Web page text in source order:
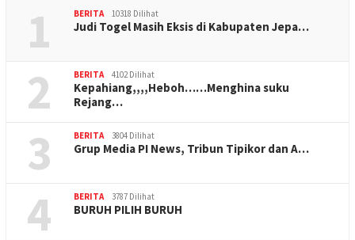
1 BERITA 10318 Dilihat
Judi Togel Masih Eksis di Kabupaten Jepa…
2 BERITA 4102 Dilihat
Kepahiang,,,,Heboh……Menghina suku
Rejang…
3 BERITA 3804 Dilihat
Grup Media PI News, Tribun Tipikor dan A…
4 BERITA 3787 Dilihat
BURUH PILIH BURUH